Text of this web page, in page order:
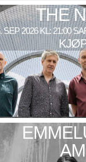
THE
SEP 2026 KL: 21:00